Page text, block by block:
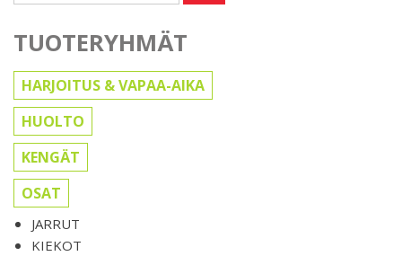
TUOTERYHMÄT
HARJOITUS & VAPAA-AIKA
HUOLTO
KENGÄT
OSAT
JARRUT
KIEKOT